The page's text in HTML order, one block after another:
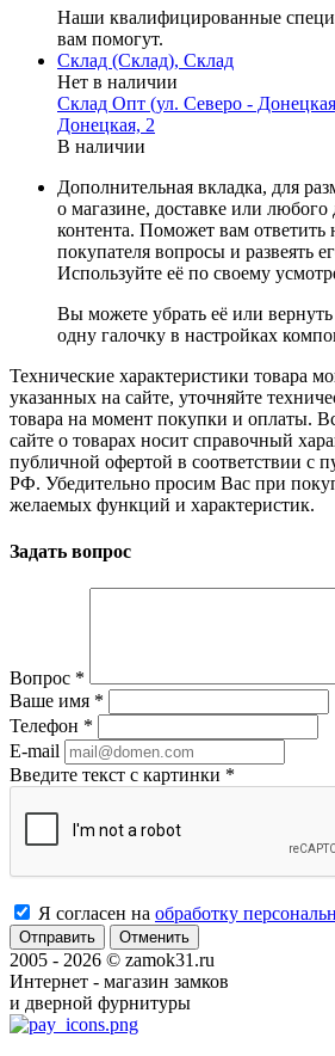
Наши квалифицированные
вам помогут.
Склад (Склад), Склад
Нет в наличии
Склад Опт (ул. Северо -
Донецкая, 2
В наличии
Дополнительная вкладка, для
о магазине, доставке или любого
контента. Поможет вам
покупателя вопросы и развеять
Используйте её по своему
Вы можете убрать её или
одну галочку в настройках
Технические характеристики товара
указанных на сайте, уточняйте
товара на момент покупки и оплаты.
сайте о товарах носит справочный
публичной офертой в соответствии с
РФ. Убедительно просим Вас при
желаемых функций и характеристик.
Задать вопрос
Вопрос *
Ваше имя *
Телефон *
E-mail
Введите текст с картинки *
Я согласен на обработку
Отменить
2005 - 2026 © zamok31.ru
Интернет - магазин замков
и дверной фурнитуры